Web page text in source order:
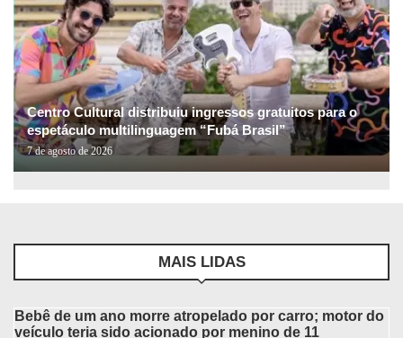
Centro Cultural distribuiu ingressos gratuitos para o
espetáculo multilinguagem “Fubá Brasil”
7 de agosto de 2026
MAIS LIDAS
Bebê de um ano morre atropelado por carro; motor do
veículo teria sido acionado por menino de 11